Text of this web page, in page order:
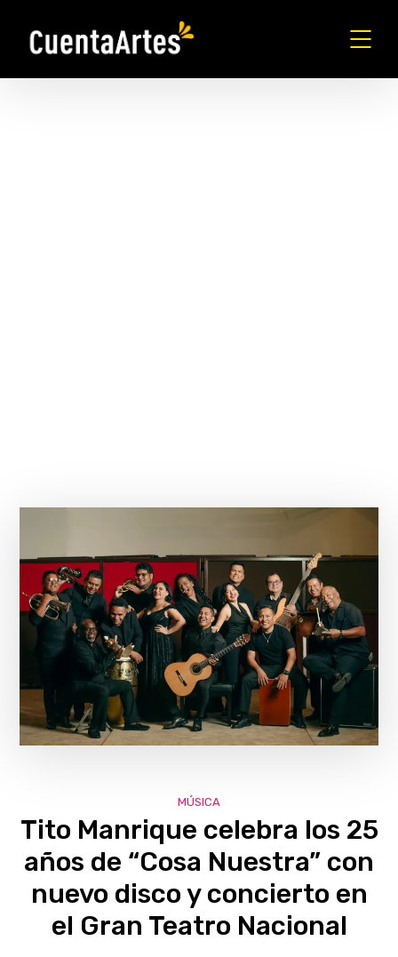
MÚSICA
Tito Manrique celebra los 25
años de “Cosa Nuestra” con
nuevo disco y concierto en
el Gran Teatro Nacional